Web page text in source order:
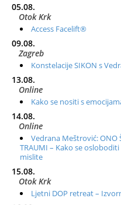
05.08.
Otok Krk
Access Facelift®
09.08.
Zagreb
Konstelacije SIKON s
13.08.
Online
Kako se nositi s
14.08.
Online
Vedrana Meštrović: ONO
TRAUMI – Kako se
mislite
15.08.
Otok Krk
Ljetni DOP retreat –